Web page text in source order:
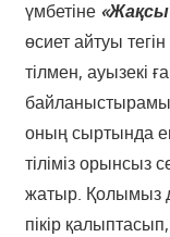
үмбетіне «Жақсы
өсиет айтуы
тілмен, ауызекі
оның сыртында
тіліміз орынсыз
жатыр. Қолымыз
пікір